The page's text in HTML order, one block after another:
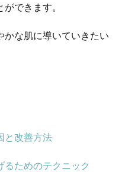
できます。
かな肌に導いていきたい
と改善方法
るためのテクニック